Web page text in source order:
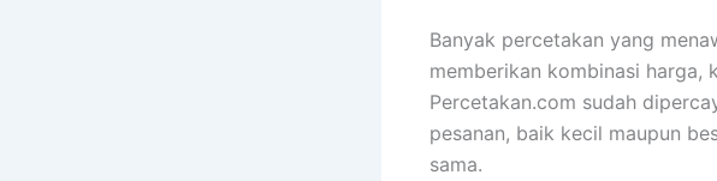
Banyak percetakan yang
memberikan kombinasi harga,
Percetakan.com sudah
pesanan, baik kecil maupun
sama.